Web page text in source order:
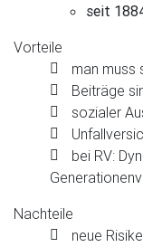
seit
Vorteile
man muss
Beiträge
sozialer
bei RV:
Nachteile
neue